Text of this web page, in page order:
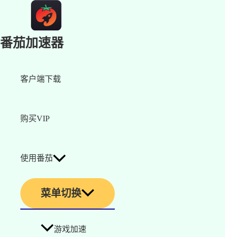
番茄加速器
客户端下载
购买VIP
使用番茄
菜单切换
游戏加速